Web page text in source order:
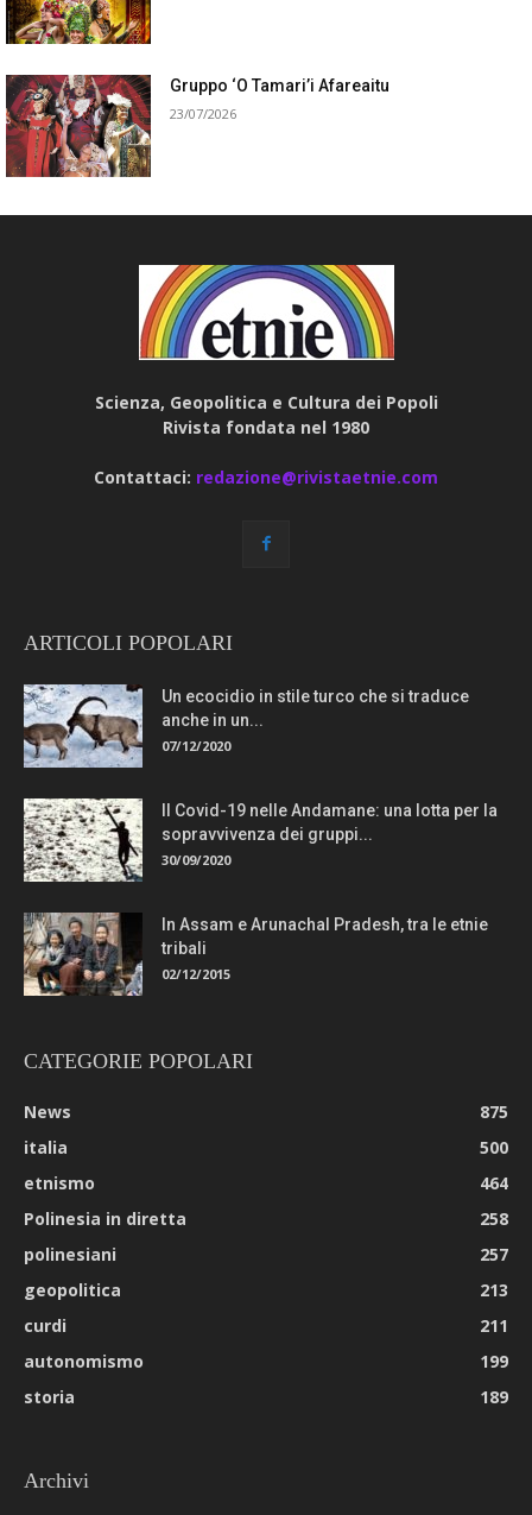
Gruppo ‘O Tamari’i Afareaitu
23/07/2026
Scienza, Geopolitica e Cultura dei Popoli
Rivista fondata nel 1980
Contattaci: redazione@rivistaetnie.com
ARTICOLI POPOLARI
Un ecocidio in stile turco che si traduce
anche in un...
07/12/2020
Il Covid-19 nelle Andamane: una lotta per la
sopravvivenza dei gruppi...
30/09/2020
In Assam e Arunachal Pradesh, tra le etnie
tribali
02/12/2015
CATEGORIE POPOLARI
News
875
italia
500
etnismo
464
Polinesia in diretta
258
polinesiani
257
geopolitica
213
curdi
211
autonomismo
199
storia
189
Archivi